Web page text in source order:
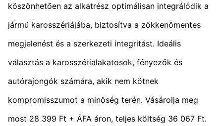
köszönhetően az alkatrész optimálisan integrálódik a
jármű karosszériájába, biztosítva a zökkenőmentes
megjelenést és a szerkezeti integritást. Ideális
választás a karosszérialakatosok, fényezők és
autórajongók számára, akik nem kötnek
kompromisszumot a minőség terén. Vásárolja meg
most 28 399 Ft + ÁFA áron, teljes költség 36 067 Ft.